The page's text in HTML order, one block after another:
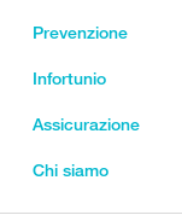
Prevenzione
Infortunio
Assicurazione
Chi siamo